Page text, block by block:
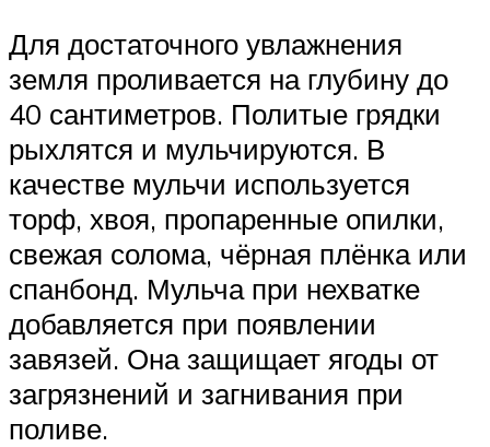
Для достаточного увлажнения
земля проливается на глубину до
40 сантиметров. Политые грядки
рыхлятся и мульчируются. В
качестве мульчи используется
торф, хвоя, пропаренные опилки,
свежая солома, чёрная плёнка или
спанбонд. Мульча при нехватке
добавляется при появлении
завязей. Она защищает ягоды от
загрязнений и загнивания при
поливе.